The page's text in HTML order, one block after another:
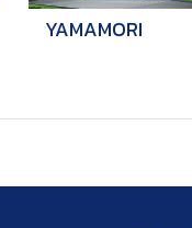
YAMAMORI